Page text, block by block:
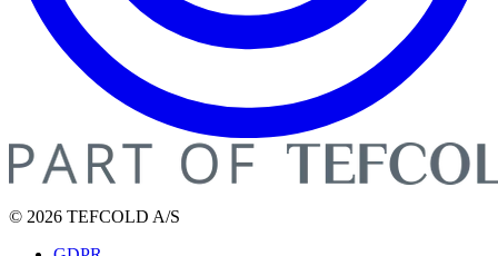
© 2026 TEFCOLD A/S